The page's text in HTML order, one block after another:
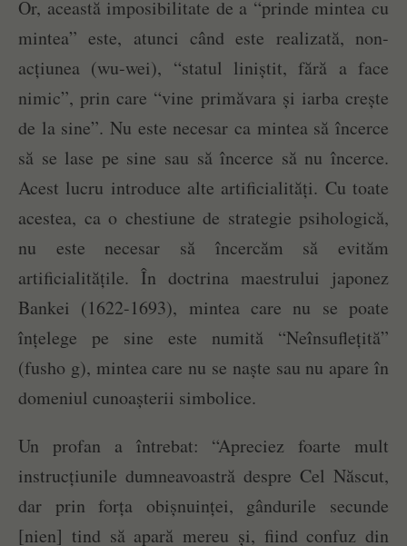
Or, această imposibilitate de a “prinde mintea cu
mintea” este, atunci când este realizată, non-
acțiunea (wu-wei), “statul liniștit, fără a face
nimic”, prin care “vine primăvara și iarba crește
de la sine”. Nu este necesar ca mintea să încerce
să se lase pe sine sau să încerce să nu încerce.
Acest lucru introduce alte artificialități. Cu toate
acestea, ca o chestiune de strategie psihologică,
nu este necesar să încercăm să evităm
artificialitățile. În doctrina maestrului japonez
Bankei (1622-1693), mintea care nu se poate
înțelege pe sine este numită “Neînsuflețită”
(fusho g), mintea care nu se naște sau nu apare în
domeniul cunoașterii simbolice.
Un profan a întrebat: “Apreciez foarte mult
instrucțiunile dumneavoastră despre Cel Născut,
dar prin forța obișnuinței, gândurile secunde
[nien] tind să apară mereu și, fiind confuz din